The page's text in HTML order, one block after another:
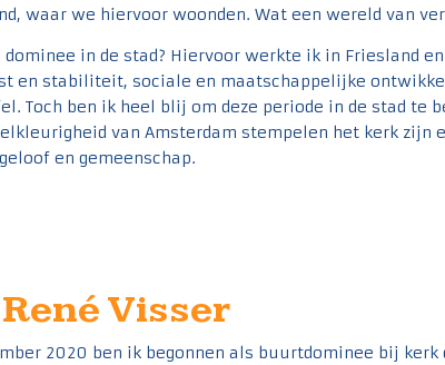
waar we hiervoor woonden. Wat een wereld van
dominee in de stad? Hiervoor werkte ik in Friesland
en stabiliteit, sociale en maatschappelijke
Toch ben ik heel blij om deze periode in de stad te
van Amsterdam stempelen het kerk zijn
en gemeenschap.
Visser
2020 ben ik begonnen als buurtdominee bij kerk